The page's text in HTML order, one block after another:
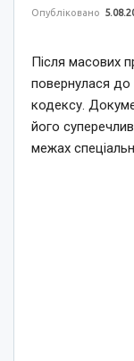
Опубліковано
Після масових
повернулася до
кодексу.
його
межах